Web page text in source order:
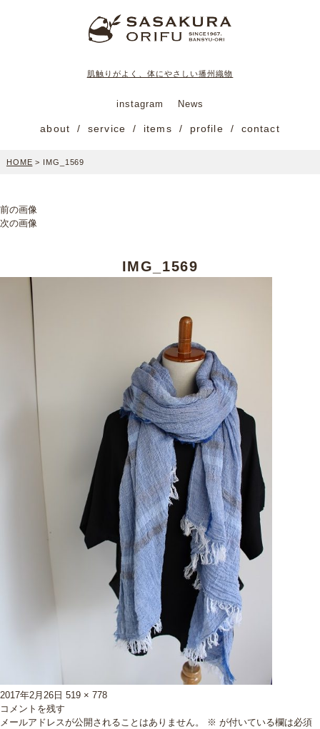
肌触りがよく、体にやさしい播州織物
instagram News
about service items profile contact
HOME > IMG_1569
前の画像
次の画像
IMG_1569
投
稿
日:
2017年2月26日 フ
サ
519 × 778
コメントを残す
メールアドレスが公開されることはありません。
※ が付いている欄は必須